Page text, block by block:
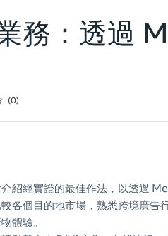
務：透過
0
紹經實證的最佳作法，以透過
各個目的地市場，熟悉跨境廣告
體驗。